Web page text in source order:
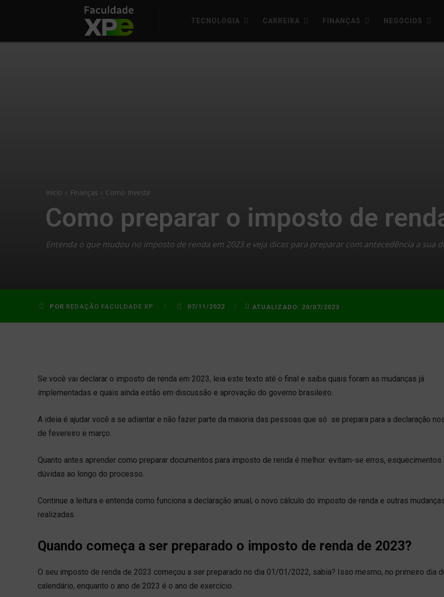
TECNOLOGIA CARREIRA FINANÇAS NEGÓCIOS
Início Finanças Como Investir
Como preparar o imposto de
Entenda o que mudou no imposto de renda em 2023 e veja dicas para preparar com antecedência a sua
POR REDAÇÃO FACULDADE XP 07/11/2022 ATUALIZADO: 20/07/2023
Se você vai declarar o imposto de renda em 2023, leia este texto até o final e saiba quais foram as mudanças já
implementadas e quais ainda estão em discussão e aprovação do governo brasileiro.
A ideia é ajudar você a se adiantar e não fazer parte da maioria das pessoas que só se prepara para a declaração
de fevereiro e março.
Quanto antes aprender como preparar documentos para imposto de renda é melhor: evitam-se erros, esquecimentos
dúvidas ao longo do processo.
Continue a leitura e entenda como funciona a declaração anual, o novo cálculo do imposto de renda e outras
realizadas.
Quando começa a ser preparado o imposto de renda de 2023?
O seu imposto de renda de 2023 começou a ser preparado no dia 01/01/2022, sabia? Isso mesmo, no primeiro dia
calendário, enquanto o ano de 2023 é o ano de exercício.